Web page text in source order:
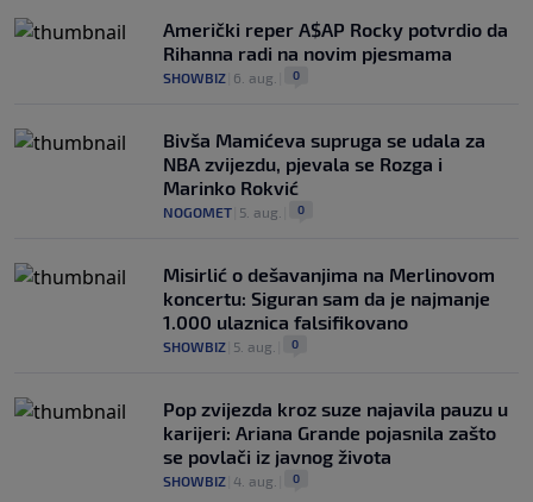
Američki reper A$AP Rocky potvrdio da
Rihanna radi na novim pjesmama
SHOWBIZ 6. aug. 0
Bivša Mamićeva supruga se udala za
NBA zvijezdu, pjevala se Rozga i
Marinko Rokvić
NOGOMET 5. aug. 0
Misirlić o dešavanjima na Merlinovom
koncertu: Siguran sam da je najmanje
1.000 ulaznica falsifikovano
SHOWBIZ 5. aug. 0
Pop zvijezda kroz suze najavila pauzu u
karijeri: Ariana Grande pojasnila zašto
se povlači iz javnog života
SHOWBIZ 4. aug. 0